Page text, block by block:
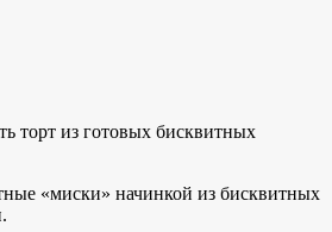
торт из готовых бисквитных
«миски» начинкой из бисквитных